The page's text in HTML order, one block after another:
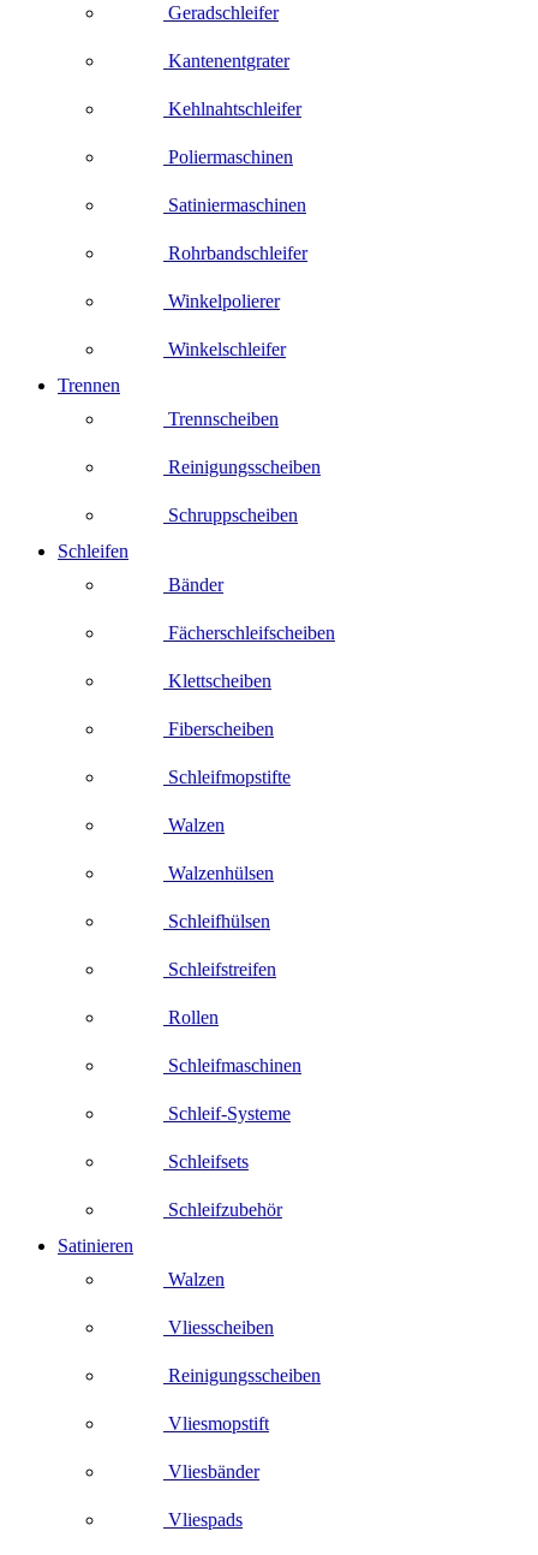
Geradschleifer
Kantenentgrater
Kehlnahtschleifer
Poliermaschinen
Satiniermaschinen
Rohrbandschleifer
Winkelpolierer
Winkelschleifer
Trennen
Trennscheiben
Reinigungsscheiben
Schruppscheiben
Schleifen
Bänder
Fächerschleifscheiben
Klettscheiben
Fiberscheiben
Schleifmopstifte
Walzen
Walzenhülsen
Schleifhülsen
Schleifstreifen
Rollen
Schleifmaschinen
Schleif-Systeme
Schleifsets
Schleifzubehör
Satinieren
Walzen
Vliesscheiben
Reinigungsscheiben
Vliesmopstift
Vliesbänder
Vliespads